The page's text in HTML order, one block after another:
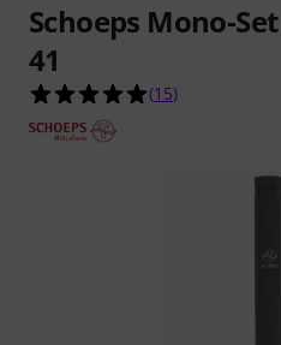
Schoeps Mono-
41
5.0 von 5
(15)